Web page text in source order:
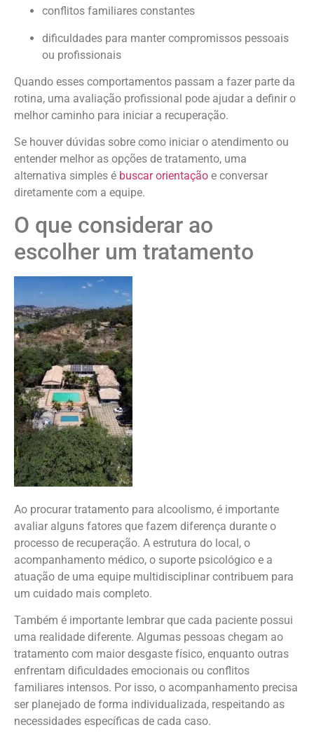
conflitos familiares constantes
dificuldades para manter compromissos pessoais
ou profissionais
Quando esses comportamentos passam a fazer parte da
rotina, uma avaliação profissional pode ajudar a definir o
melhor caminho para iniciar a recuperação.
Se houver dúvidas sobre como iniciar o atendimento ou
entender melhor as opções de tratamento, uma
alternativa simples é buscar orientação e conversar
diretamente com a equipe.
O que considerar ao
escolher um tratamento
Ao procurar tratamento para alcoolismo, é importante
avaliar alguns fatores que fazem diferença durante o
processo de recuperação. A estrutura do local, o
acompanhamento médico, o suporte psicológico e a
atuação de uma equipe multidisciplinar contribuem para
um cuidado mais completo.
Também é importante lembrar que cada paciente possui
uma realidade diferente. Algumas pessoas chegam ao
tratamento com maior desgaste físico, enquanto outras
enfrentam dificuldades emocionais ou conflitos
familiares intensos. Por isso, o acompanhamento precisa
ser planejado de forma individualizada, respeitando as
necessidades específicas de cada caso.